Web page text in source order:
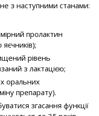
з наступними станами:
пролактин
рівень
з лактацією;
оральних
препарату).
згасання функції